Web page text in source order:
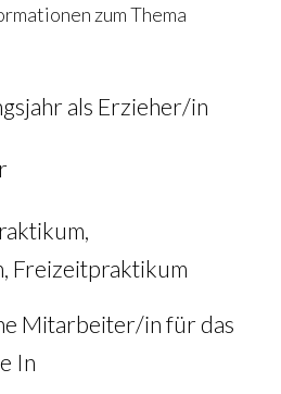
zum Thema
als Erzieher/in
Freizeitpraktikum
Mitarbeiter/in für das
In